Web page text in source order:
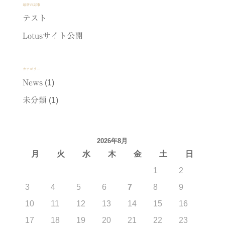
最新の記事
テスト
Lotusサイト公開
カテゴリー
News(1)
未分類 (1)
2026年8月
月 火 水 木 金 土
日
1
2
3
4 5 6 7 8
9
10
11 12 13 14 15
16
17
18 19 20 21 22
23